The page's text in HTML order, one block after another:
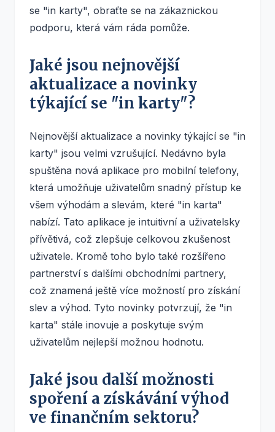
se "in karty", obraťte se na zákaznickou
podporu, která vám ráda pomůže.
Jaké jsou nejnovější
aktualizace a novinky
týkající se "in karty"?
Nejnovější aktualizace a novinky týkající se "in
karty" jsou velmi vzrušující. Nedávno byla
spuštěna nová aplikace pro mobilní telefony,
která umožňuje uživatelům snadný přístup ke
všem výhodám a slevám, které "in karta"
nabízí. Tato aplikace je intuitivní a uživatelsky
přívětivá, což zlepšuje celkovou zkušenost
uživatele. Kromě toho bylo také rozšířeno
partnerství s dalšími obchodními partnery,
což znamená ještě více možností pro získání
slev a výhod. Tyto novinky potvrzují, že "in
karta" stále inovuje a poskytuje svým
uživatelům nejlepší možnou hodnotu.
Jaké jsou další možnosti
spoření a získávání výhod
ve finančním sektoru?